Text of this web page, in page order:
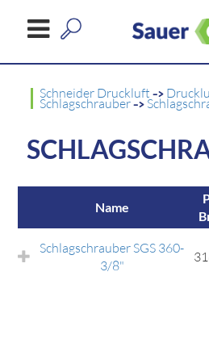
Schneider Druckluft->
Schlagschrauber->
Name
Schlagschrauber SGS 360-
3/8"